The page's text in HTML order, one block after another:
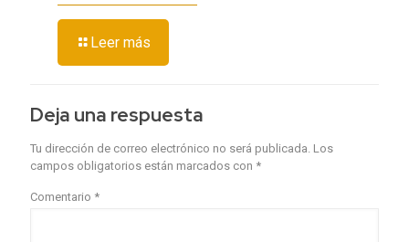
Leer más
Deja una respuesta
Tu dirección de correo electrónico no será publicada. Los
campos obligatorios están marcados con *
Comentario *